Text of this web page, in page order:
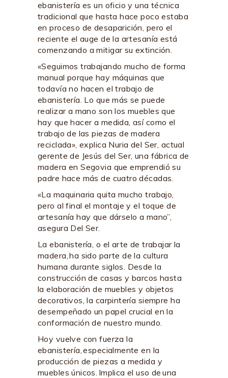
ebanistería es un oficio y una técnica
tradicional que hasta hace poco estaba
en proceso de desaparición, pero el
reciente el auge de la artesanía está
comenzando a mitigar su extinción.
«Seguimos trabajando mucho de forma
manual porque hay máquinas que
todavía no hacen el trabajo de
ebanistería. Lo que más se puede
realizar a mano son los muebles que
hay que hacer a medida, así como el
trabajo de las piezas de madera
reciclada», explica Nuria del Ser, actual
gerente de Jesús del Ser, una fábrica de
madera en Segovia que emprendió su
padre hace más de cuatro décadas.
«La maquinaria quita mucho trabajo,
pero al final el montaje y el toque de
artesanía hay que dárselo a mano”,
asegura Del Ser.
La ebanistería, o el arte de trabajar la
madera, ha sido parte de la cultura
humana durante siglos. Desde la
construcción de casas y barcos hasta
la elaboración de muebles y objetos
decorativos, la carpintería siempre ha
desempeñado un papel crucial en la
conformación de nuestro mundo.
Hoy vuelve con fuerza la
ebanistería, especialmente en la
producción de piezas a medida y
muebles únicos. Implica el uso de una